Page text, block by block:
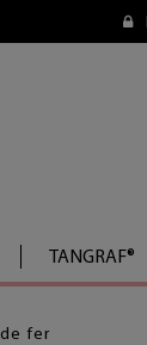
TANGRAF®
fer